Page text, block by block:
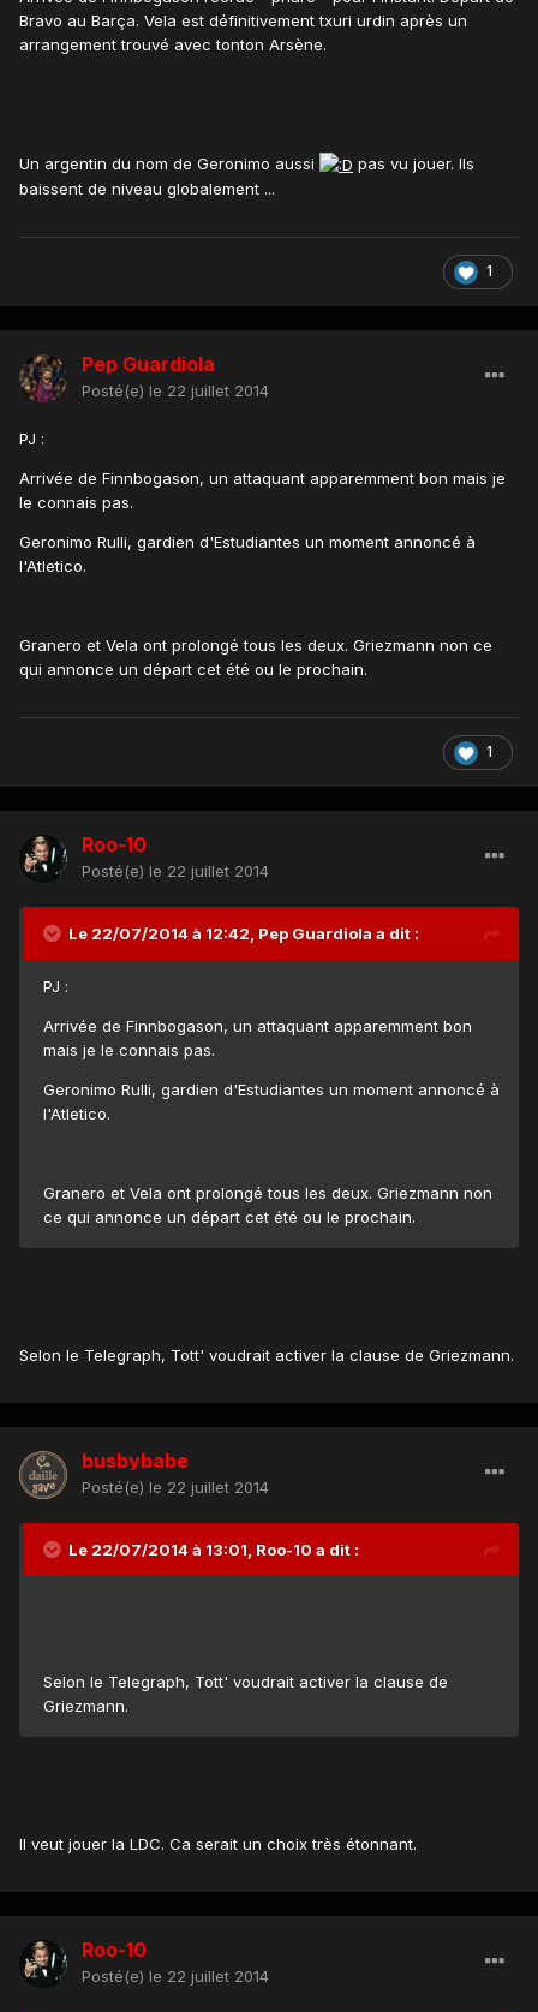
Bravo au Barça. Vela est définitivement txuri urdin après un
arrangement trouvé avec tonton Arsène.
Un argentin du nom de Geronimo aussi
pas vu jouer. Ils
baissent de niveau globalement ...
1
Pep Guardiola
Posté(e) le 22 juillet 2014
PJ :
Arrivée de Finnbogason, un attaquant apparemment bon mais je
le connais pas.
Geronimo Rulli, gardien d'Estudiantes un moment annoncé à
l'Atletico.
Granero et Vela ont prolongé tous les deux. Griezmann non ce
qui annonce un départ cet été ou le prochain.
1
Roo-10
Posté(e) le 22 juillet 2014
Le 22/07/2014 à 12:42, Pep Guardiola a dit :
PJ :
Arrivée de Finnbogason, un attaquant apparemment bon
mais je le connais pas.
Geronimo Rulli, gardien d'Estudiantes un moment annoncé à
l'Atletico.
Granero et Vela ont prolongé tous les deux. Griezmann non
ce qui annonce un départ cet été ou le prochain.
Selon le Telegraph, Tott' voudrait activer la clause de Griezmann.
busbybabe
Posté(e) le 22 juillet 2014
Le 22/07/2014 à 13:01, Roo-10 a dit :
Selon le Telegraph, Tott' voudrait activer la clause de
Griezmann.
Il veut jouer la LDC. Ca serait un choix très étonnant.
Roo-10
Posté(e) le 22 juillet 2014